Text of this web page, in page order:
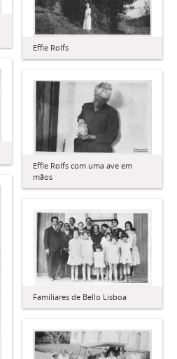
Effie Rolfs
Effie Rolfs com uma ave em
mãos
Familiares de Bello Lisboa